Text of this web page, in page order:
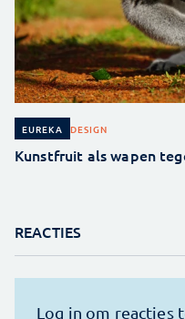
EUREKA DESIGN
Kunstfruit als wapen
REACTIES